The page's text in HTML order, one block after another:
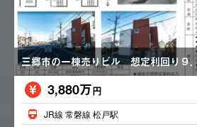
3,880万円
JR線 常磐線 松戸駅